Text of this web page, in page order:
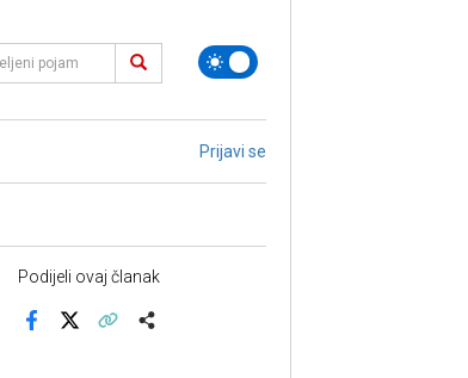
Prijavi se
Podijeli ovaj članak